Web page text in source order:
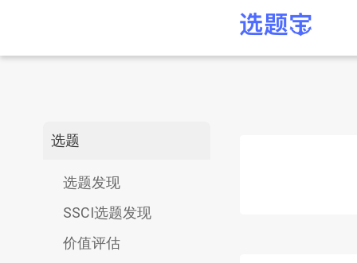
选题
选题发现
SSCI选题发现
价值评估